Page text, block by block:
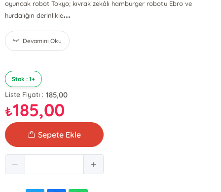
oyuncak robot Tokyo; kıvrak zekâlı hamburger robotu Ebro ve
hurdalığın derinlikle...
Devamını Oku
Stok : 1+
Liste Fiyatı : 185,00
₺185,00
Sepete Ekle